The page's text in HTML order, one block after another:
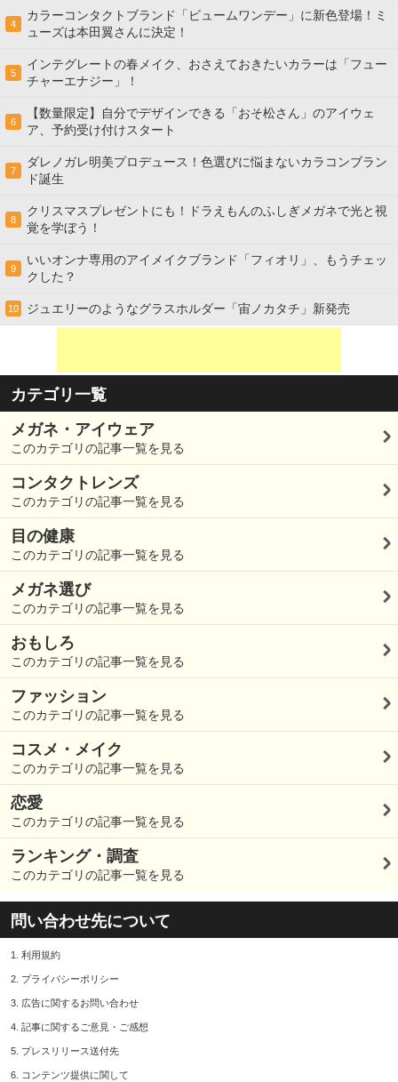
4
カラーコンタクトブランド「ビュームワンデー」に新色登場！ミ
ューズは本田翼さんに決定！
5
インテグレートの春メイク、おさえておきたいカラーは「フュー
チャーエナジー」！
6
【数量限定】自分でデザインできる「おそ松さん」のアイウェ
ア、予約受け付けスタート
7
ダレノガレ明美プロデュース！色選びに悩まないカラコンブラン
ド誕生
8
クリスマスプレゼントにも！ドラえもんのふしぎメガネで光と視
覚を学ぼう！
9
いいオンナ専用のアイメイクブランド「フィオリ」、もうチェッ
クした？
10 ジュエリーのようなグラスホルダー「宙ノカタチ」新発売
カテゴリ一覧
メガネ・アイウェア
このカテゴリの記事一覧を見る
コンタクトレンズ
このカテゴリの記事一覧を見る
目の健康
このカテゴリの記事一覧を見る
メガネ選び
このカテゴリの記事一覧を見る
おもしろ
このカテゴリの記事一覧を見る
ファッション
このカテゴリの記事一覧を見る
コスメ・メイク
このカテゴリの記事一覧を見る
恋愛
このカテゴリの記事一覧を見る
ランキング・調査
このカテゴリの記事一覧を見る
問い合わせ先について
1. 利用規約
2. プライバシーポリシー
3. 広告に関するお問い合わせ
4. 記事に関するご意見・ご感想
5. プレスリリース送付先
6. コンテンツ提供に関して